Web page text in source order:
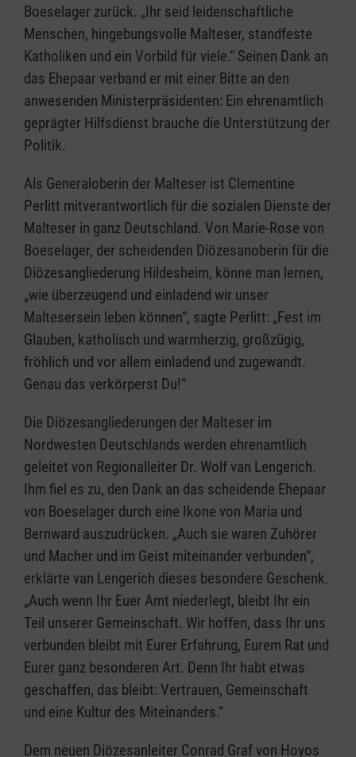
Boeselager zurück. „Ihr seid leidenschaftliche
Menschen, hingebungsvolle Malteser, standfeste
Katholiken und ein Vorbild für viele.“ Seinen Dank an
das Ehepaar verband er mit einer Bitte an den
anwesenden Ministerpräsidenten: Ein ehrenamtlich
geprägter Hilfsdienst brauche die Unterstützung der
Politik.
Als Generaloberin der Malteser ist Clementine
Perlitt mitverantwortlich für die sozialen Dienste der
Malteser in ganz Deutschland. Von Marie-Rose von
Boeselager, der scheidenden Diözesanoberin für die
Diözesangliederung Hildesheim, könne man lernen,
„wie überzeugend und einladend wir unser
Maltesersein leben können“, sagte Perlitt: „Fest im
Glauben, katholisch und warmherzig, großzügig,
fröhlich und vor allem einladend und zugewandt.
Genau das verkörperst Du!“
Die Diözesangliederungen der Malteser im
Nordwesten Deutschlands werden ehrenamtlich
geleitet von Regionalleiter Dr. Wolf van Lengerich.
Ihm fiel es zu, den Dank an das scheidende Ehepaar
von Boeselager durch eine Ikone von Maria und
Bernward auszudrücken. „Auch sie waren Zuhörer
und Macher und im Geist miteinander verbunden“,
erklärte van Lengerich dieses besondere Geschenk.
„Auch wenn Ihr Euer Amt niederlegt, bleibt Ihr ein
Teil unserer Gemeinschaft. Wir hoffen, dass Ihr uns
verbunden bleibt mit Eurer Erfahrung, Eurem Rat und
Eurer ganz besonderen Art. Denn Ihr habt etwas
geschaffen, das bleibt: Vertrauen, Gemeinschaft
und eine Kultur des Miteinanders.“
Dem neuen Diözesanleiter Conrad Graf von Hoyos